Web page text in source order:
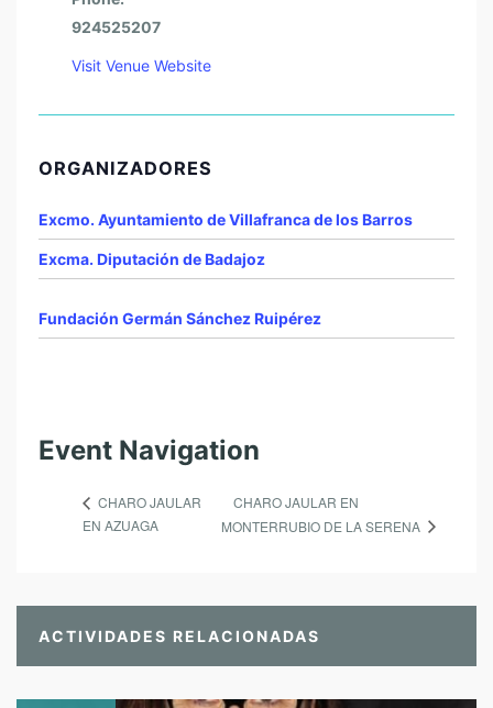
924525207
Visit Venue Website
ORGANIZADORES
Excmo. Ayuntamiento de Villafranca de los Barros
Excma. Diputación de Badajoz
Fundación Germán Sánchez Ruipérez
Event Navigation
CHARO JAULAR
EN AZUAGA
CHARO JAULAR EN
MONTERRUBIO DE LA SERENA
ACTIVIDADES RELACIONADAS